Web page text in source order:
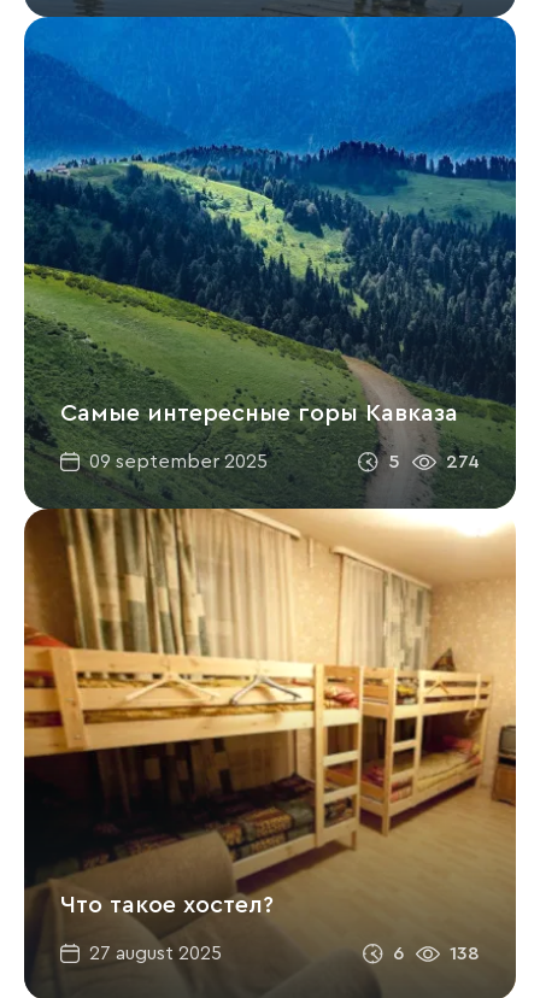
Самые интересные горы Кавказа
09 september 2025 5 274
Что такое хостел?
27 august 2025 6 138